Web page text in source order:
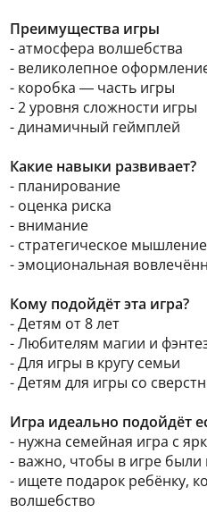
Преимущества игры
- атмосфера волшебства
- великолепное
- коробка — часть игры
- 2 уровня сложности игры
- динамичный геймплей
Какие навыки развивает?
- планирование
- оценка риска
- внимание
- стратегическое мышление
- эмоциональная
Кому подойдёт эта игра?
- Детям от 8 лет
- Любителям магии и
- Для игры в кругу семьи
- Детям для игры со
Игра идеально подойдёт
- нужна семейная игра с
- важно, чтобы в игре
- ищете подарок ребёнку,
волшебство